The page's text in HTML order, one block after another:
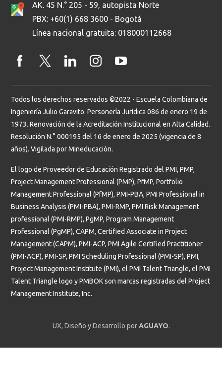
Estudiantes Profesores y administrativos
Graduados
AK. 45 N.° 205 - 59, autopista Norte
PBX: +60(1) 668 3600 - Bogotá
Línea nacional gratuita: 018000112668
Todos los derechos reservados ©2022 - Escuela Colombiana de
Ingeniería Julio Garavito. Personería Jurídica 086 de enero 19 de
1973. Renovación de la Acreditación Institucional en Alta Calidad.
Resolución N.° 000195 del 16 de enero de 2025 (vigencia de 8
años). Vigilada por Mineducación.
El logo de Proveedor de Educación Registrado del PMI, PMP,
Project Management Professional (PMP), PfMP, Portfolio
Management Professional (PfMP), PMI-PBA, PMI Professional in
Business Analysis (PMI-PBA), PMI-RMP, PMI Risk Management
professional (PMI-RMP), PgMP, Program Management
Professional (PgMP), CAPM, Certified Associate in Project
Management (CAPM), PMI-ACP, PMI Agile Certified Practitioner
(PMI-ACP), PMI-SP, PMI Scheduling Professional (PMI-SP), PMI,
Project Management Institute (PMI), el PMI Talent Triangle, el PMI
Talent Triangle logo y PMBOK son marcas registradas del Project
Management Institute, Inc.
UX, Diseño y Desarrollo porAGUAYO.